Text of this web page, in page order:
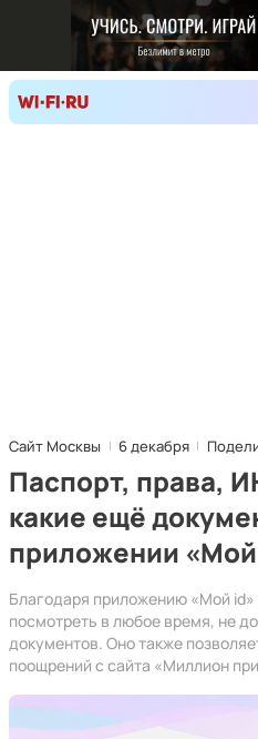
Сайт Москвы 6 декабря
Паспорт, права,
какие ещё
приложении
Благодаря приложению «Мой
посмотреть в любое время, не
документов. Оно также
поощрений с сайта «Миллион